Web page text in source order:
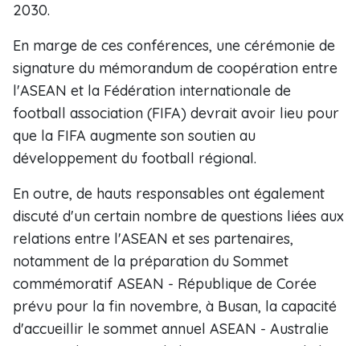
2030.
En marge de ces conférences, une cérémonie de
signature du mémorandum de coopération entre
l'ASEAN et la Fédération internationale de
football association (FIFA) devrait avoir lieu pour
que la FIFA augmente son soutien au
développement du football régional.
En outre, de hauts responsables ont également
discuté d'un certain nombre de questions liées aux
relations entre l'ASEAN et ses partenaires,
notamment de la préparation du Sommet
commémoratif ASEAN - République de Corée
prévu pour la fin novembre, à Busan, la capacité
d'accueillir le sommet annuel ASEAN - Australie